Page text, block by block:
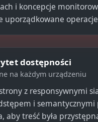
i koncepcje
uporządkowane
dostępności
na każdym urządzeniu
z responsywnymi
i
aby treść była